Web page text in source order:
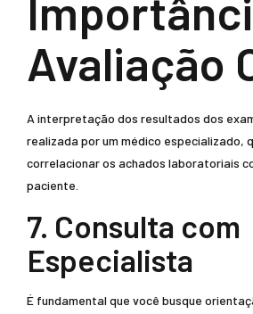
Avaliação
A interpretação dos resultados dos
realizada por um médico especializado,
correlacionar os achados laboratoriais
paciente.
7. Consulta com
Especialista
É fundamental que você busque